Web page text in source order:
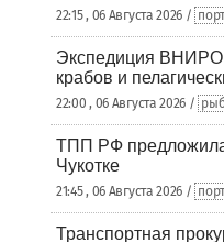
22:15 , 06 Августа 2026 /
Экспедиция ВНИРО
крабов и
22:00 , 06 Августа 2026 /
ТПП РФ предложила
Чукотке
21:45 , 06 Августа 2026 /
Транспортная